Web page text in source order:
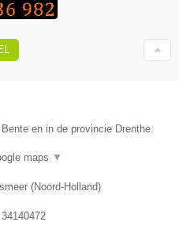
en in de provincie Drenthe.
maps ▼
(Noord-Holland)
34140472